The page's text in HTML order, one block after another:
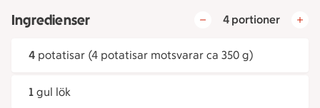
Ingredienser 4 portioner
4 potatisar (4 potatisar motsvarar ca 350 g)
1 gul lök